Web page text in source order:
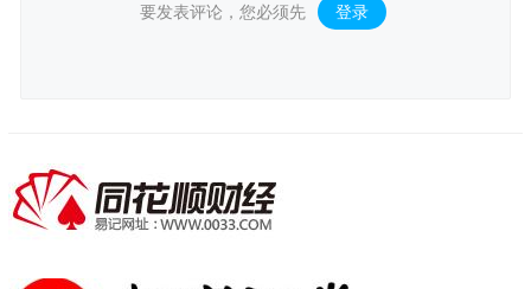
要发表评论，您必须先 登录 。